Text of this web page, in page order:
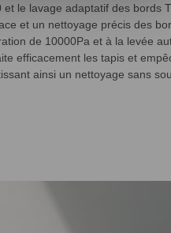
et le lavage adaptatif des bords
et un nettoyage précis des
de 10000Pa et à la levée
efficacement les tapis et
ainsi un nettoyage sans